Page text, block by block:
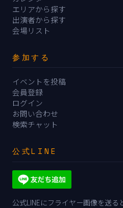
エリアから探す
出演者から探す
会場リスト
参加する
イベントを投稿
会員登録
ログイン
お問い合わせ
検索チャット
公式LINE
公式LINEにフライヤー画像を送